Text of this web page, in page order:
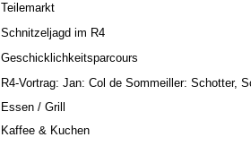
Teilemarkt
Schnitzeljagd im R4
Geschicklichkeitsparcours
R4-Vortrag: Jan: Col de Sommeiller: Schotter,
Essen / Grill
Kaffee & Kuchen